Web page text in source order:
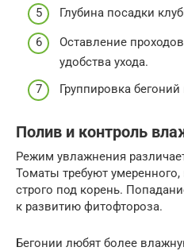
Глубина посадки
Оставление
удобства ухода.
Группировка
Полив и контроль
Режим увлажнения
Томаты требуют
строго под корень.
к развитию фитофтороза.
Бегонии любят более